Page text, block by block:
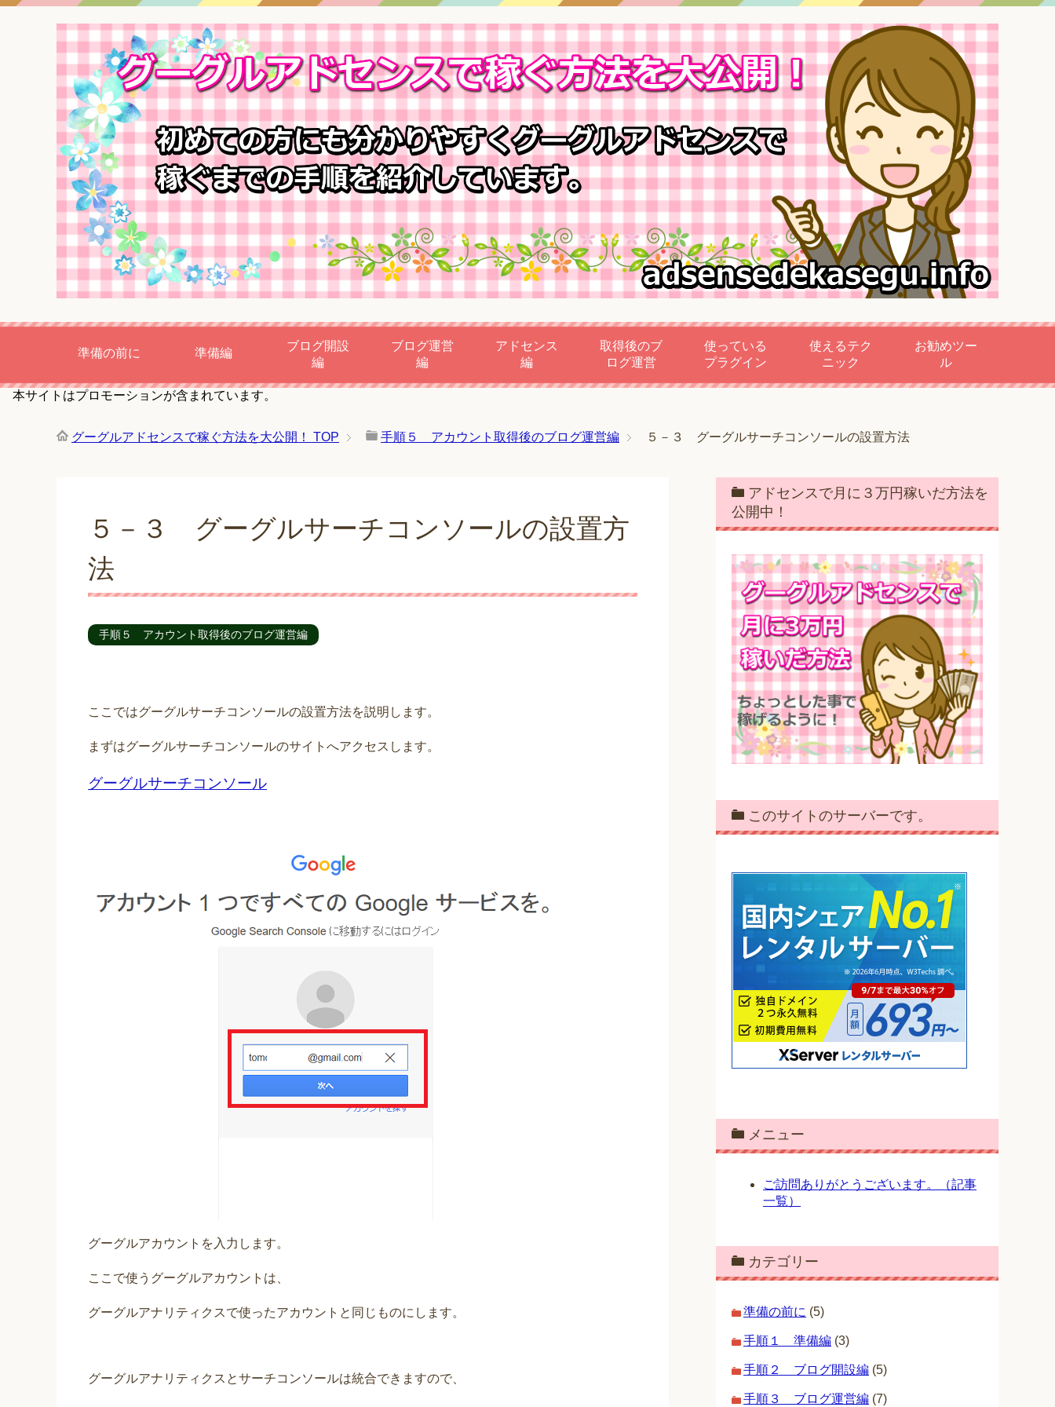
準備の前に 準備編
ブログ開設
編
ブログ運営
編
アドセンス
編
取得後のブ
ログ運営
使っている
プラグイン
使えるテク
ニック
お勧めツー
ル
本サイトはプロモーションが含まれています。
グーグルアドセンスで稼ぐ方法を大公開！ TOP 手順５ アカウント取得後のブログ運営編 ５－３ グーグルサーチコンソールの設置方法
５－３ グーグルサーチコンソールの設置方
法
手順５ アカウント取得後のブログ運営編
ここではグーグルサーチコンソールの設置方法を説明します。
まずはグーグルサーチコンソールのサイトへアクセスします。
グーグルサーチコンソール
グーグルアカウントを入力します。
ここで使うグーグルアカウントは、
グーグルアナリティクスで使ったアカウントと同じものにします。
グーグルアナリティクスとサーチコンソールは統合できますので、
アドセンスで月に３万円稼いだ方法を
公開中！
このサイトのサーバーです。
メニュー
ご訪問ありがとうございます。（記事
一覧）
カテゴリー
準備の前に (5)
手順１ 準備編 (3)
手順２ ブログ開設編 (5)
手順３ ブログ運営編 (7)